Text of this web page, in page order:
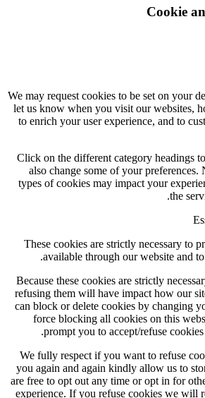
We may request cookies to be set on
let us know when you visit our
to enrich your user experience, and
Click on the different category
also change some of your
types of cookies may impact your
These cookies are strictly
available through our website
Because these cookies are strictly
refusing them will have impact how
can block or delete cookies by
force blocking all cookies on
prompt you to accept/refuse
We fully respect if you want to
you again and again kindly allow us
are free to opt out any time or opt in
experience. If you refuse cookies